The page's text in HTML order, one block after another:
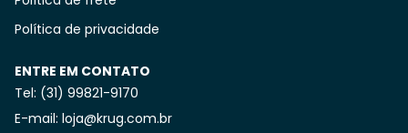
Política de privacidade
ENTRE EM CONTATO
Tel: (31) 99821-9170
E-mail: loja@krug.com.br